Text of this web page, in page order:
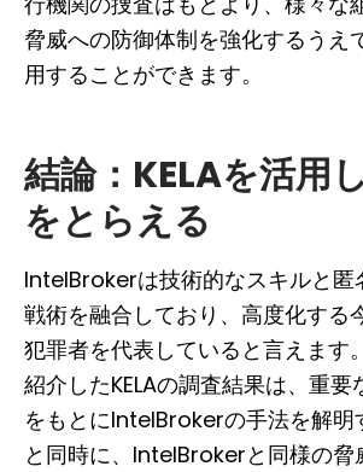
脅威への防御体制を強化するうえ
用することができます。
結論：KELAを活用
をとらえる
IntelBrokerは技術的なスキルと匿
戦術を融合しており、高度化する
犯罪者を代表していると言えます
紹介したKELAの調査結果は、重要
をもとにIntelBrokerの手法を解明
と同時に、IntelBrokerと同様の脅